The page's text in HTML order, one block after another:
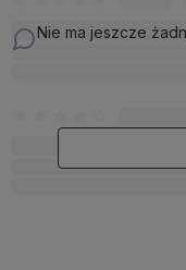
Nie ma jeszcze